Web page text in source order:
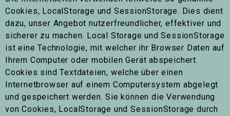
Cookies, LocalStorage und SessionStorage. Dies dient
dazu, unser Angebot nutzerfreundlicher, effektiver und
sicherer zu machen. Local Storage und SessionStorage
ist eine Technologie, mit welcher ihr Browser Daten auf
Ihrem Computer oder mobilen Gerät abspeichert.
Cookies sind Textdateien, welche über einen
Internetbrowser auf einem Computersystem abgelegt
und gespeichert werden. Sie können die Verwendung
von Cookies, LocalStorage und SessionStorage durch